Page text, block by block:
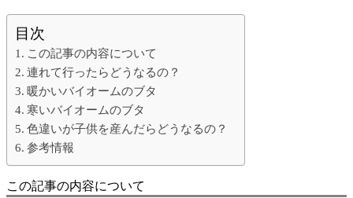
目次
この記事の内容について
連れて行ったらどうなるの？
暖かいバイオームのブタ
寒いバイオームのブタ
色違いが子供を産んだらどうなるの？
参考情報
この記事の内容について